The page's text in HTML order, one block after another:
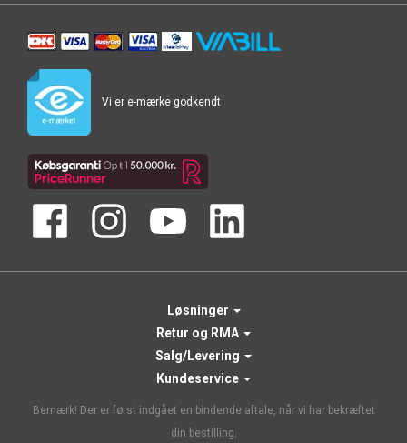
Vi er e-mærke godkendt
Løsninger
Retur og RMA
Salg/Levering
Kundeservice
Bemærk! Der er først indgået en bindende aftale, når vi har bekræftet
din bestilling.